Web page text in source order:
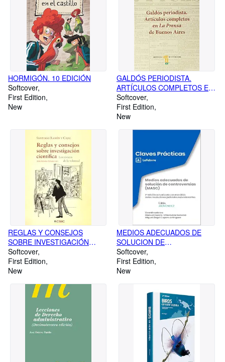
HORMIGÓN. 10 EDICIÓN
Softcover
First Edition
New
GALDÓS PERIODISTA.
ARTÍCULOS COMPLETOS EN
LA PRENSA DE BUENOS
AIRES
Softcover
First Edition
New
REGLAS Y CONSEJOS
SOBRE INVESTIGACIÓN
CIENTÍFICA
Softcover
First Edition
New
MEDIOS ADECUADOS DE
SOLUCION DE
CONTROVERSIAS (MASC) 2
EDICION
Softcover
First Edition
New